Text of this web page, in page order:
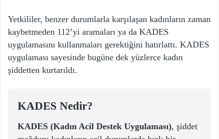
Yetkililer, benzer durumlarla karşılaşan kadınların zaman
kaybetmeden 112’yi aramaları ya da KADES
uygulamasını kullanmaları gerektiğini hatırlattı. KADES
uygulaması sayesinde bugüne dek yüzlerce kadın
şiddetten kurtarıldı.
KADES Nedir?
KADES (Kadın Acil Destek Uygulaması), şiddet